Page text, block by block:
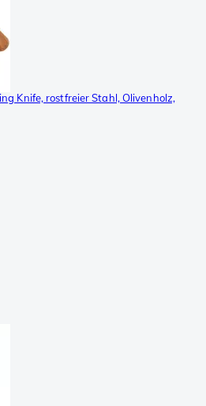
Knife, rostfreier Stahl, Olivenholz,